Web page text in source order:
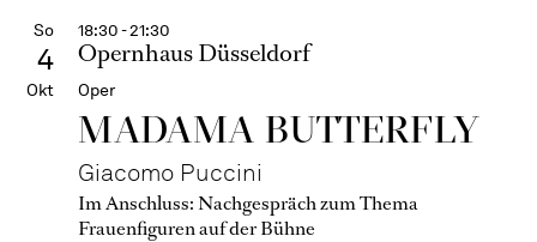
So
4
Okt
18:30 - 21:30
Opernhaus Düsseldorf
Oper
MADAMA BUTTER­FLY
Giacomo Puccini
Im Anschluss:Nachgespräch zum Thema
Frauenfiguren auf der Bühne